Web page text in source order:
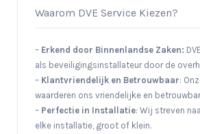
Waarom DVE Service Kiezen?
– Erkend door Binnenlandse Zaken:
als beveiligingsinstallateur door de
– Klantvriendelijk en Betrouwbaar:
waarderen ons vriendelijke en
– Perfectie in Installatie: Wij streven
elke installatie, groot of klein.